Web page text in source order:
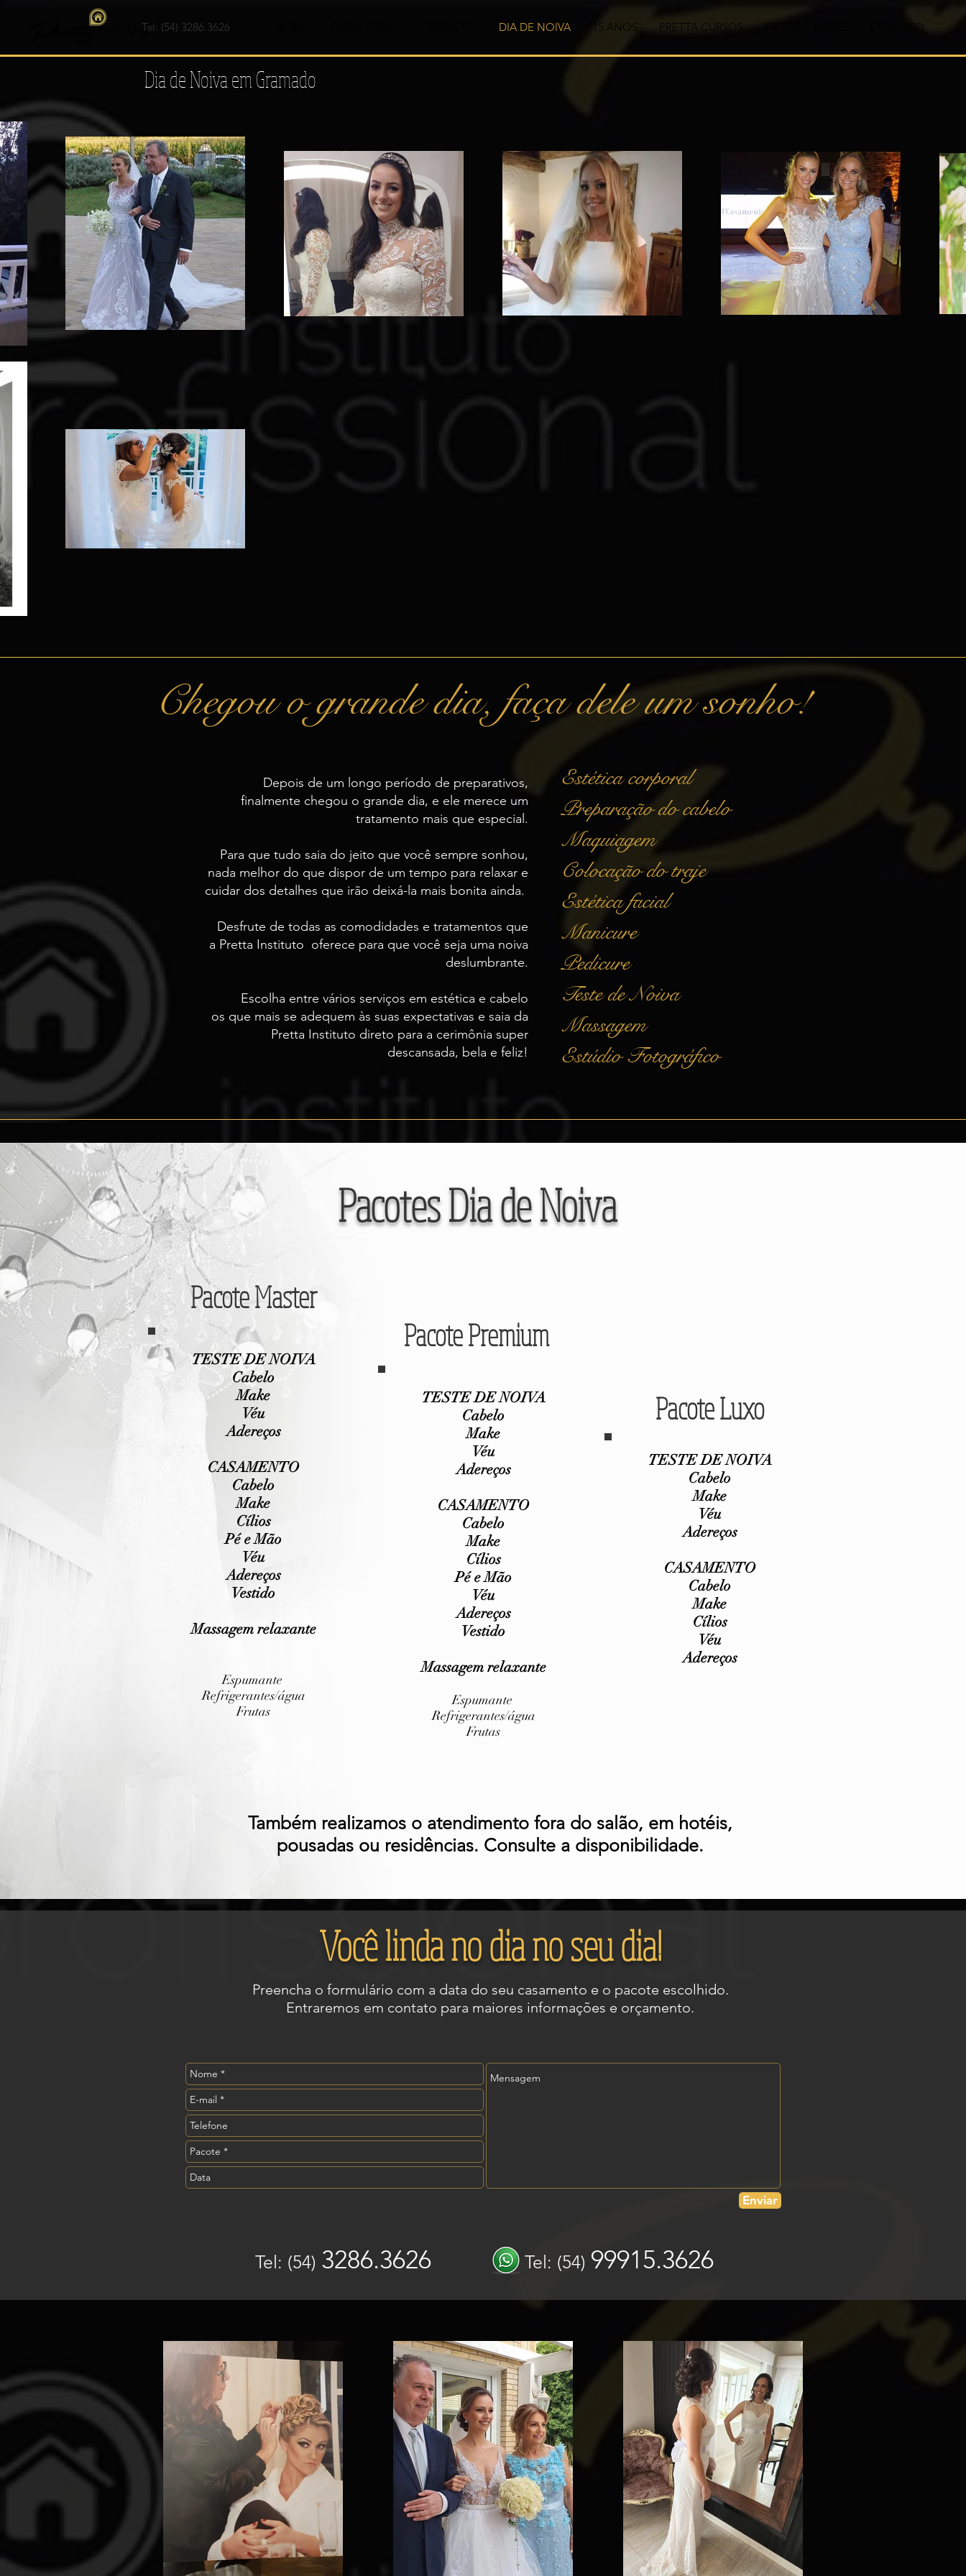
DIA DE NOIVA 15 ANOS PRETTA CURSOS CONTATO
Tel: (54) 3286.3626
Dia de Noiva em Gramado
Chegou o grande dia, faça dele um sonho!
Depois de um longo período de preparativos,
finalmente chegou o grande dia, e ele merece um
tratamento mais que especial.
Para que tudo saia do jeito que você sempre sonhou,
nada melhor do que dispor de um tempo para relaxar e
cuidar dos detalhes que irão deixá-la mais bonita ainda.
Desfrute de todas as comodidades e tratamentos que
a Pretta Instituto oferece para que você seja uma noiva
deslumbrante.
Escolha entre vários serviços em estética e cabelo
os que mais se adequem às suas expectativas e saia da
Pretta Instituto direto para a cerimônia super
descansada, bela e feliz!
Estética corporal
Preparação do cabelo
Maquiagem
Colocação do traje
Estética facial
Manicure
Pedicure
Teste de Noiva
Massagem
Estúdio Fotográfico
Pacotes Dia de Noiva
Pacote Master
Pacote Premium
TESTE DE NOIVA
Cabelo
Make
Véu
Adereços
CASAMENTO
Cabelo
Make
Cílios
Pé e Mão
Véu
Adereços
Vestido
Massagem relaxante
Espumante
Refrigerantes/água
Frutas
Pacote Luxo
TESTE DE NOIVA
Cabelo
Make
Véu
Adereços
CASAMENTO
Cabelo
Make
Cílios
Véu
Adereços
Também realizamos o atendimento fora do salão, em hotéis,
pousadas ou residências. Consulte a disponibilidade.
TESTE DE NOIVA
Cabelo
Make
Véu
Adereços
CASAMENTO
Cabelo
Make
Cílios
Pé e Mão
Véu
Adereços
Vestido
Massagem relaxante
Espumante
Refrigerantes/água
Frutas
Você linda no dia no seu dia!
Preencha o formulário com a data do seu casamento e o pacote escolhido.
Entraremos em contato para maiores informações e orçamento.
Enviar
Tel: (54) 3286.3626 Tel: (54) 99915.3626